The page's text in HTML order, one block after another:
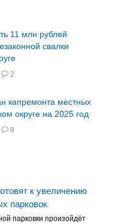
11 млн рублей
свалки
2
капремонта местных
округе на 2025 год
8
к увеличению
парковок
парковки произойдёт